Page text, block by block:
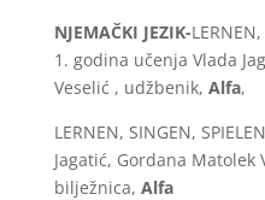
NJEMAČKI JEZIK-
1. godina učenja Vlada
Veselić , udžbenik, Alfa,
LERNEN, SINGEN,
Jagatić, Gordana Matolek
bilježnica, Alfa